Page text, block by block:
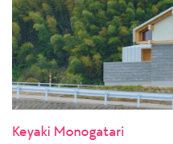
Keyaki Monogatari